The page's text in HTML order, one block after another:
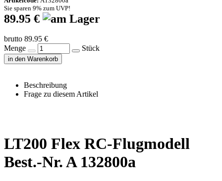
Sie sparen 9% zum UVP!
89.95 €
brutto 89.95 €
Menge
Stück
in den Warenkorb
Beschreibung
Frage zu diesem Artikel
LT200 Flex RC-Flugmodell
Best.-Nr. A 132800a